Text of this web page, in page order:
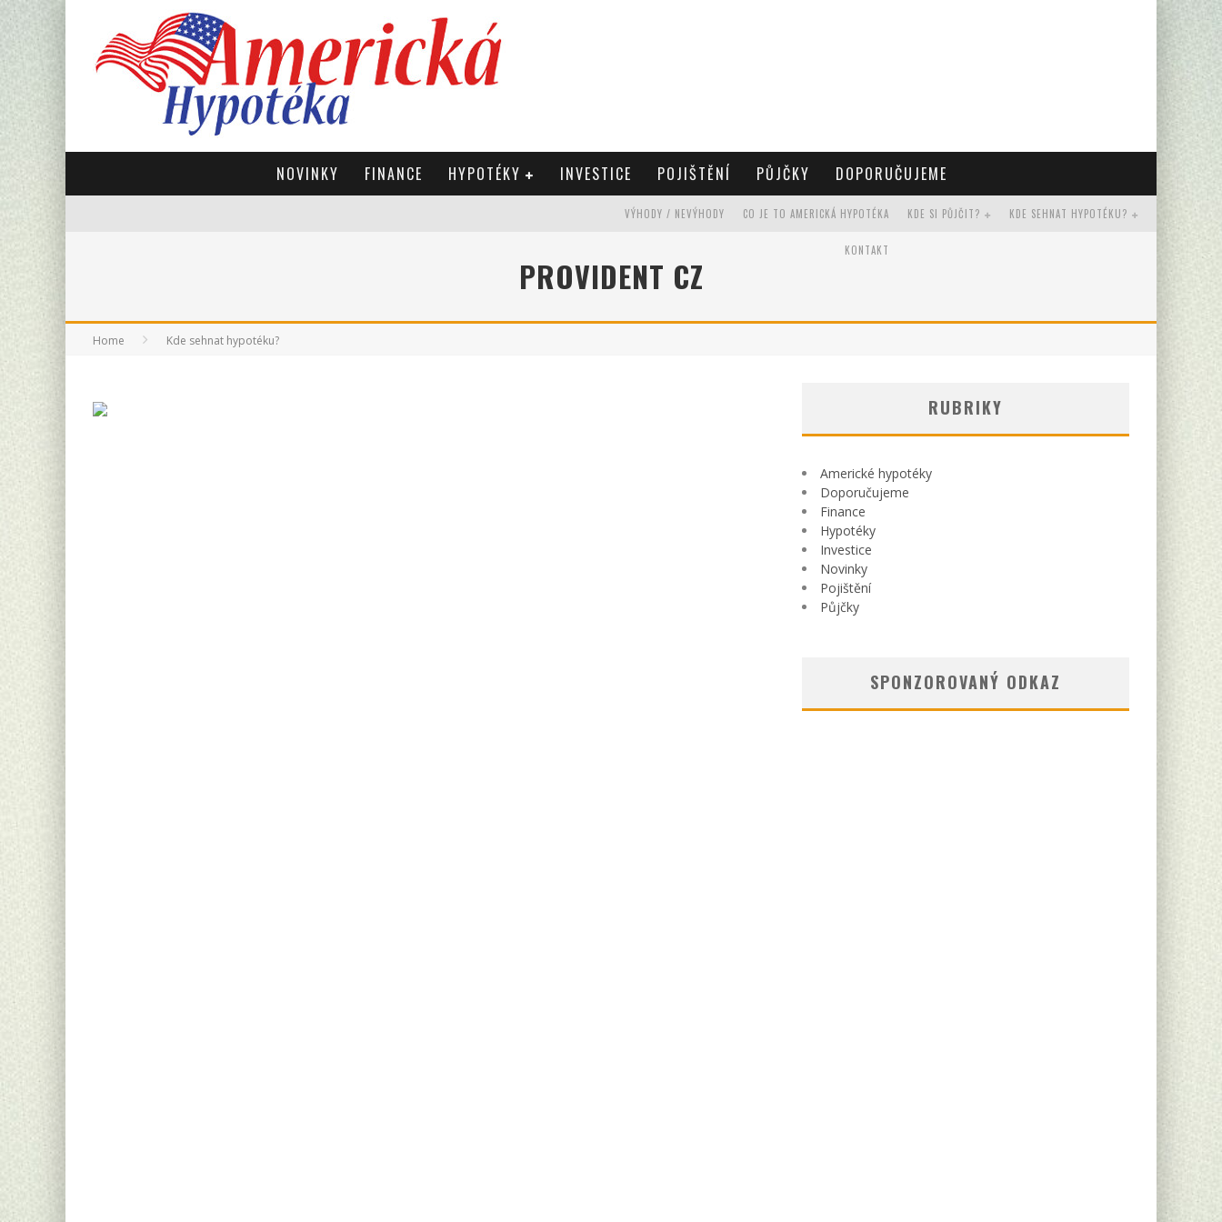
NOVINKY FINANCE HYPOTÉKY INVESTICE POJIŠTĚNÍ PŮJČKY DOPORUČUJEME
KDE SEHNAT HYPOTÉKU?
KDE SI PŮJČIT?
CO JE TO AMERICKÁ HYPOTÉKA
VÝHODY / NEVÝHODY
KONTAKT
PROVIDENT CZ
Home Kde sehnat hypotéku?
RUBRIKY
Americké hypotéky
Doporučujeme
Finance
Hypotéky
Investice
Novinky
Pojištění
Půjčky
SPONZOROVANÝ ODKAZ